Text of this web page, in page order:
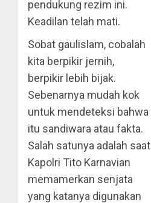
pendukung rezim ini.
Keadilan telah mati.
Sobat gaulislam, cobalah
kita berpikir jernih,
berpikir lebih bijak.
Sebenarnya mudah kok
untuk mendeteksi bahwa
itu sandiwara atau fakta.
Salah satunya adalah saat
Kapolri Tito Karnavian
memamerkan senjata
yang katanya digunakan